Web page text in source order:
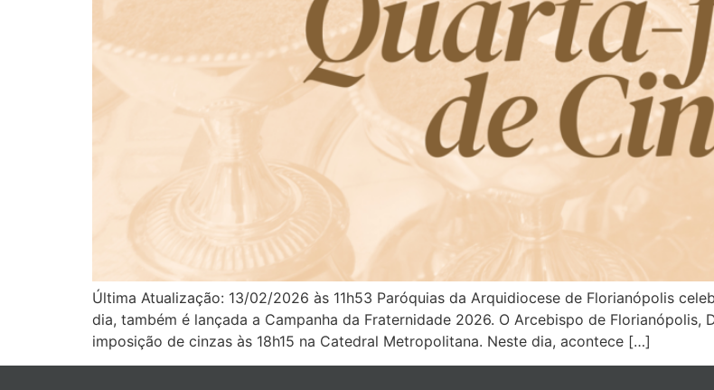
Última Atualização: 13/02/2026 às 11h53 Paróquias da Arquidiocese de Florianópolis
dia, também é lançada a Campanha da Fraternidade 2026. O Arcebispo de Florianópolis,
imposição de cinzas às 18h15 na Catedral Metropolitana. Neste dia, acontece […]